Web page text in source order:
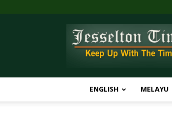
ENGLISH MELAYU